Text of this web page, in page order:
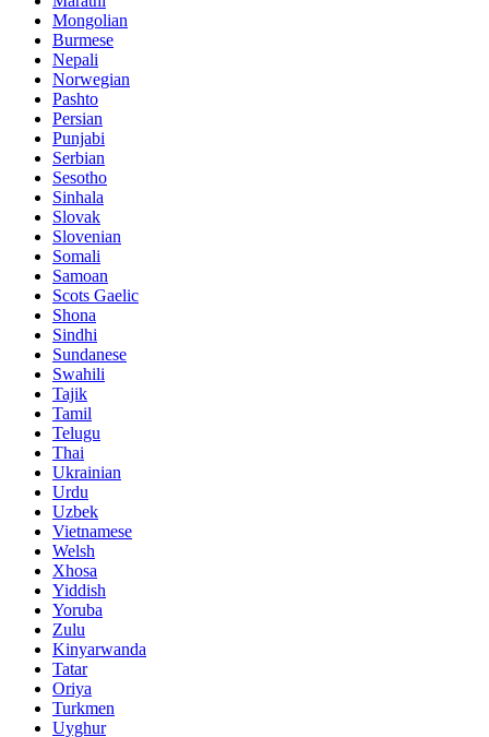
Mongolian
Burmese
Nepali
Norwegian
Pashto
Persian
Punjabi
Serbian
Sesotho
Sinhala
Slovak
Slovenian
Somali
Samoan
Scots Gaelic
Shona
Sindhi
Sundanese
Swahili
Tajik
Tamil
Telugu
Thai
Ukrainian
Urdu
Uzbek
Vietnamese
Welsh
Xhosa
Yiddish
Yoruba
Zulu
Kinyarwanda
Tatar
Oriya
Turkmen
Uyghur